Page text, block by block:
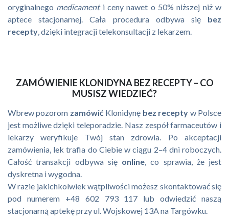
oryginalnego medicamenti ceny nawet o 50% niższej niż w
aptece stacjonarnej. Cała procedura odbywa się bez
recepty, dzięki integracji telekonsultacji z lekarzem.
ZAMÓWIENIE KLONIDYNA BEZ RECEPTY – CO
MUSISZ WIEDZIEĆ?
Wbrew pozorom zamówićKlonidynę bez recepty w Polsce
jest możliwe dzięki teleporadzie. Nasz zespół farmaceutów i
lekarzy weryfikuje Twój stan zdrowia. Po akceptacji
zamówienia, lek trafia do Ciebie w ciągu 2–4 dni roboczych.
Całość transakcji odbywa się online, co sprawia, że jest
dyskretna i wygodna.
W razie jakichkolwiek wątpliwości możesz skontaktować się
pod numerem +48 602 793 117 lub odwiedzić naszą
stacjonarną aptekę przy ul. Wojskowej 13A na Targówku.